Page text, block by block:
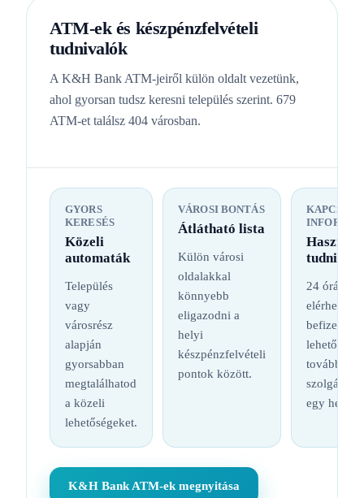
ATM-ek és készpénzfelvételi
tudnivalók
A K&H Bank ATM-jeiről külön oldalt vezetünk,
ahol gyorsan tudsz keresni település szerint. 679
ATM-et találsz 404 városban.
GYORS
KERESÉS
Közeli
automaták
Település
vagy
városrész
alapján
gyorsabban
megtalálhatod
a közeli
lehetőségeket.
VÁROSI BONTÁS
Átlátható lista
Külön városi
oldalakkal
könnyebb
eligazodni a
helyi
készpénzfelvételi
pontok között.
Hasznos
24 órás
befizetési
lehetőség
további
egy
K&H Bank ATM-ek megnyitása